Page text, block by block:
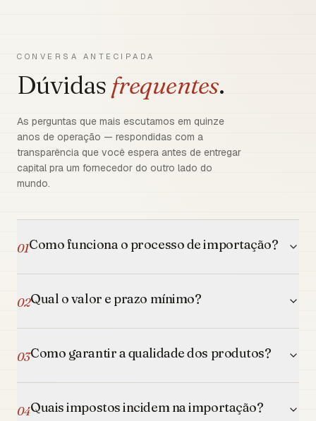
CONVERSA ANTECIPADA
Dúvidas frequentes.
As perguntas que mais escutamos em quinze
anos de operação — respondidas com a
transparência que você espera antes de entregar
capital pra um fornecedor do outro lado do
mundo.
01Como funciona o processo de importação?
02Qual o valor e prazo mínimo?
03Como garantir a qualidade dos produtos?
04Quais impostos incidem na importação?